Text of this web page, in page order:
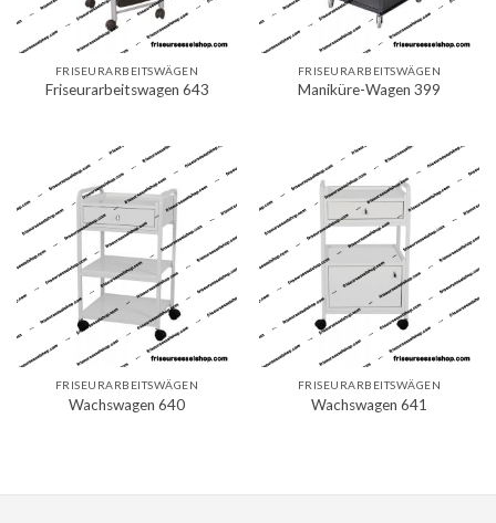
FRISEURARBEITSWÄGEN
Friseurarbeitswagen 643
FRISEURARBEITSWÄGEN
Maniküre-Wagen 399
FRISEURARBEITSWÄGEN
Wachswagen 640
FRISEURARBEITSWÄGEN
Wachswagen 641